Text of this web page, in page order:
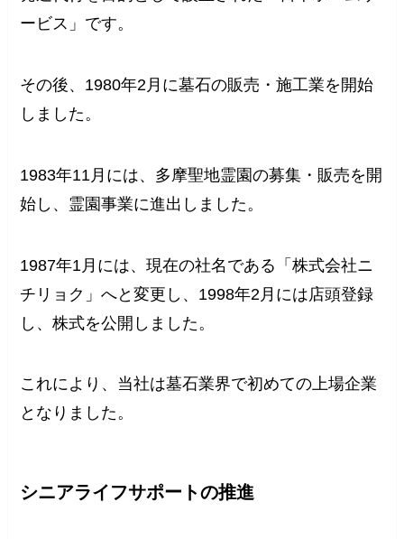
ービス」です。
その後、1980年2月に墓石の販売・施工業を開始
しました。
1983年11月には、多摩聖地霊園の募集・販売を開
始し、霊園事業に進出しました。
1987年1月には、現在の社名である「株式会社ニ
チリョク」へと変更し、1998年2月には店頭登録
し、株式を公開しました。
これにより、当社は墓石業界で初めての上場企業
となりました。
シニアライフサポートの推進